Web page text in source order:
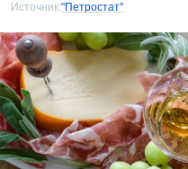
Источник:"Петростат"